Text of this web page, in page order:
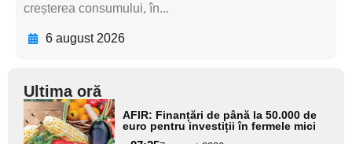
creșterea consumului, în...
6 august 2026
Ultima oră
Adaugă
aici textul
AFIR: Finanțări de până la 50.000 de
euro pentru investiții în fermele mici